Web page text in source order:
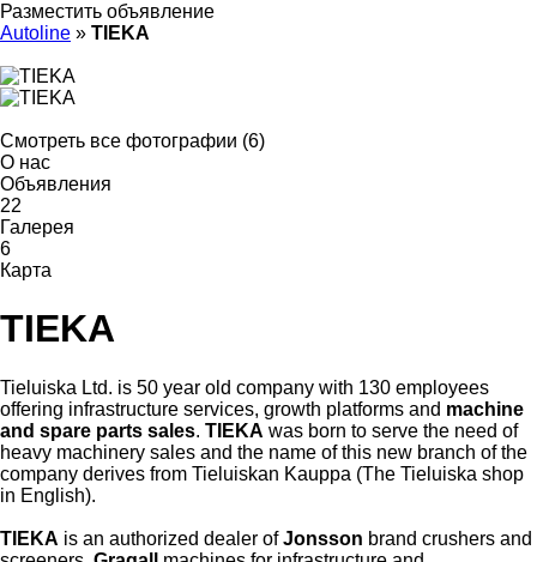
Разместить объявление
Autoline » TIEKA
Смотреть все фотографии (6)
О нас
Объявления
22
Галерея
6
Карта
TIEKA
Tieluiska Ltd. is 50 year old company with 130 employees
offering infrastructure services, growth platforms and machine
and spare parts sales. TIEKA was born to serve the need of
heavy machinery sales and the name of this new branch of the
company derives from Tieluiskan Kauppa (The Tieluiska shop
in English).
TIEKA is an authorized dealer ofJonsson brand crushers and